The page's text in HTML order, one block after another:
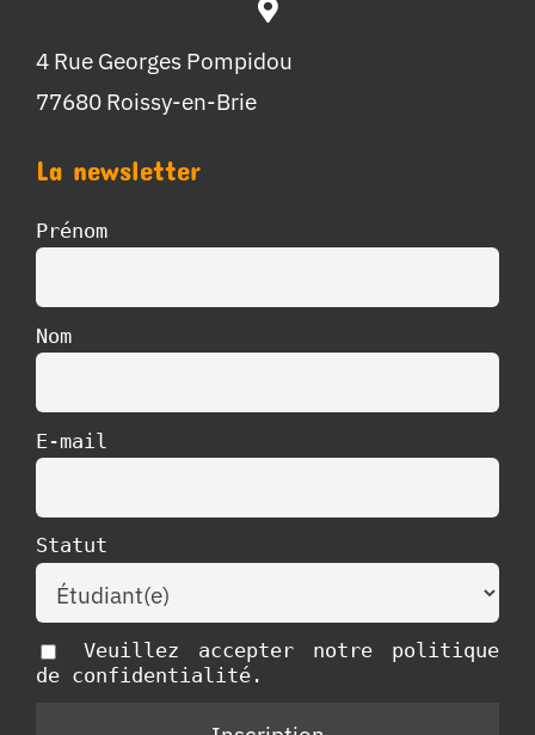
4 Rue Georges Pompidou
77680 Roissy-en-Brie
La newsletter
Prénom
Nom
E-mail
Statut
Veuillez accepter notre politique
de confidentialité.